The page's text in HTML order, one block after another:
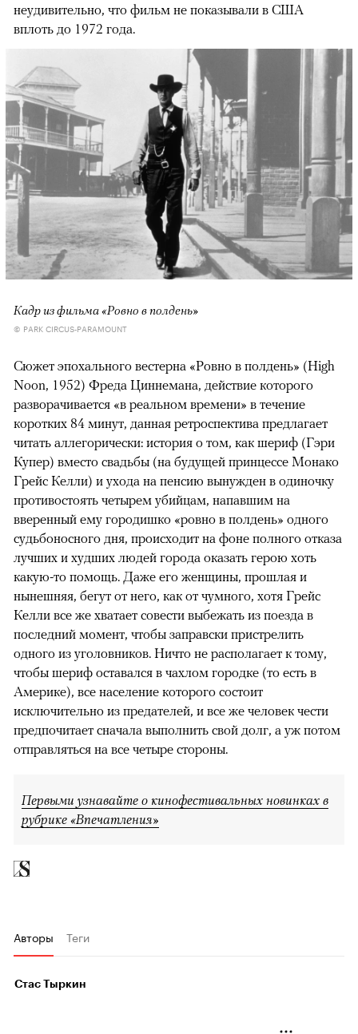
неудивительно, что фильм не показывали в США
вплоть до 1972 года.
Кадр из фильма «Ровно в полдень»
© PARK CIRCUS-PARAMOUNT
Сюжет эпохального вестерна «Ровно в полдень» (High
Noon, 1952) Фреда Циннемана, действие которого
разворачивается «в реальном времени» в течение
коротких 84 минут, данная ретроспектива предлагает
читать аллегорически: история о том, как шериф (Гэри
Купер) вместо свадьбы (на будущей принцессе Монако
Грейс Келли) и ухода на пенсию вынужден в одиночку
противостоять четырем убийцам, напавшим на
вверенный ему городишко «ровно в полдень» одного
судьбоносного дня, происходит на фоне полного отказа
лучших и худших людей города оказать герою хоть
какую-то помощь. Даже его женщины, прошлая и
нынешняя, бегут от него, как от чумного, хотя Грейс
Келли все же хватает совести выбежать из поезда в
последний момент, чтобы заправски пристрелить
одного из уголовников. Ничто не располагает к тому,
чтобы шериф оставался в чахлом городке (то есть в
Америке), все население которого состоит
исключительно из предателей, и все же человек чести
предпочитает сначала выполнить свой долг, а уж потом
отправляться на все четыре стороны.
Первыми узнавайте о кинофестивальных новинках в
рубрике «Впечатления»
Авторы Теги
Стас Тыркин